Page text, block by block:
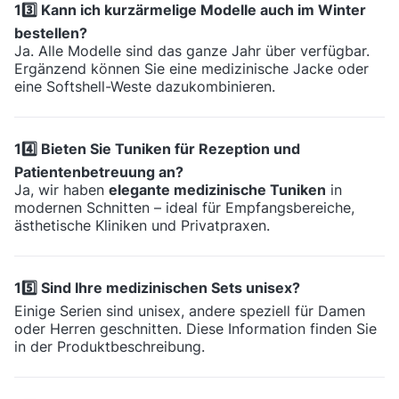
13️⃣ Kann ich kurzärmelige Modelle auch im Winter
bestellen?
Ja. Alle Modelle sind das ganze Jahr über verfügbar.
Ergänzend können Sie eine medizinische Jacke oder
eine Softshell-Weste dazukombinieren.
14️⃣ Bieten Sie Tuniken für Rezeption und
Patientenbetreuung an?
Ja, wir haben elegante medizinische Tuniken in
modernen Schnitten – ideal für Empfangsbereiche,
ästhetische Kliniken und Privatpraxen.
15️⃣ Sind Ihre medizinischen Sets unisex?
Einige Serien sind unisex, andere speziell für Damen
oder Herren geschnitten. Diese Information finden Sie
in der Produktbeschreibung.